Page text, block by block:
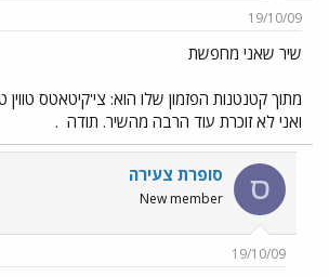
ו
ש
א
ר
19/10/09
שיר שאני מחפשת
מתוך קטנטנות הפזמון שלו הוא: צי'קיטאטס טווין
ואני לא זוכרת עוד הרבה מהשיר. תודה .
ס סופרת צעירה
New member
19/10/09